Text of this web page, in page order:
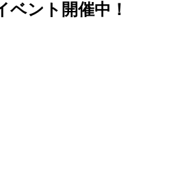
ベント開催中！